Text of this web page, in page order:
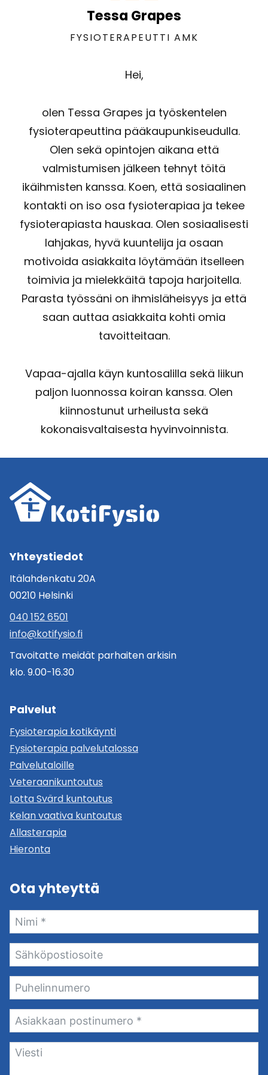
Tessa Grapes
FYSIOTERAPEUTTI AMK
Hei,
olen Tessa Grapes ja työskentelen
fysioterapeuttina pääkaupunkiseudulla.
Olen sekä opintojen aikana että
valmistumisen jälkeen tehnyt töitä
ikäihmisten kanssa. Koen, että sosiaalinen
kontakti on iso osa fysioterapiaa ja tekee
fysioterapiasta hauskaa. Olen sosiaalisesti
lahjakas, hyvä kuuntelija ja osaan
motivoida asiakkaita löytämään itselleen
toimivia ja mielekkäitä tapoja harjoitella.
Parasta työssäni on ihmisläheisyys ja että
saan auttaa asiakkaita kohti omia
tavoitteitaan.
Vapaa-ajalla käyn kuntosalilla sekä liikun
paljon luonnossa koiran kanssa. Olen
kiinnostunut urheilusta sekä
kokonaisvaltaisesta hyvinvoinnista.
Yhteystiedot
Itälahdenkatu 20A
00210 Helsinki
040 152 6501
info@kotifysio.fi
Tavoitatte meidät parhaiten arkisin
klo. 9.00-16.30
Palvelut
Fysioterapia kotikäynti
Fysioterapia palvelutalossa
Palvelutaloille
Veteraanikuntoutus
Lotta Svärd kuntoutus
Kelan vaativa kuntoutus
Allasterapia
Hieronta
Ota yhteyttä